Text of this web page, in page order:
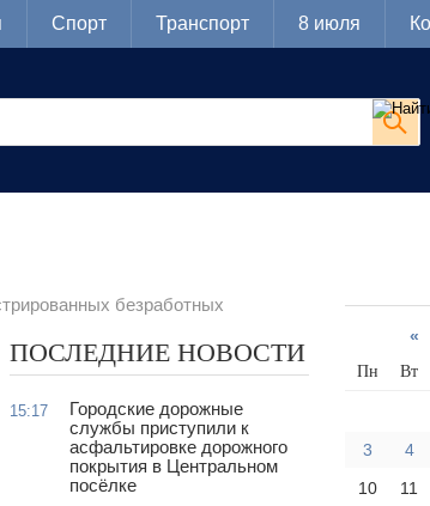
Спорт Транспорт 8 июля
безработных
ПОСЛЕДНИЕ НОВОСТИ
15:17
Городские дорожные
службы приступили к
асфальтировке дорожного
покрытия в Центральном
посёлке
«
Пн Вт
3 4
10 11